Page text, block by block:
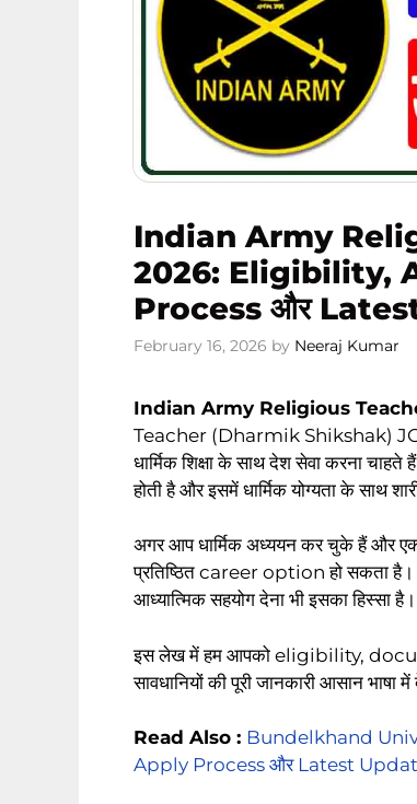
Indian Army
2026: Eligibility,
Process और
February 16, 2026 by Neeraj Kumar
Indian Army Religious
Teacher (Dharmik Shikshak)
धार्मिक शिक्षा के साथ देश सेवा करना
होती है और इसमें धार्मिक योग्यता के साथ
अगर आप धार्मिक अध्ययन कर चुके हैं और
प्रतिष्ठित career option हो सकता है।
आध्यात्मिक सहयोग देना भी इसका हिस्सा है।
इस लेख में हम आपको eligibility,
सावधानियों की पूरी जानकारी आसान
Read Also : Bundelkhand
Apply Process और Latest Update